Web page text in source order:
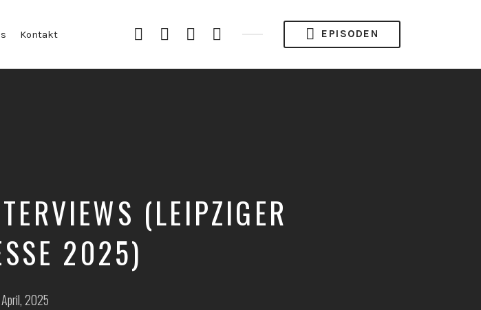
Kontakt Instagram
YouTube
Channel
SpotifyRSS
Feed
EPISODEN
(LEIPZIGER
2025)
April, 2025